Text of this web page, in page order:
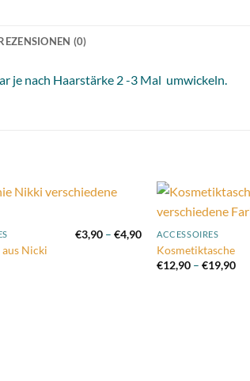
(0)
je nach Haarstärke 2 -3 Mal umwickeln.
wishlist
Nicki
€3,90 – €4,90Preisspanne:
€3,90
€4,90
ACCESSOIRES
Kosmetiktasche
€12,90 –€19,90